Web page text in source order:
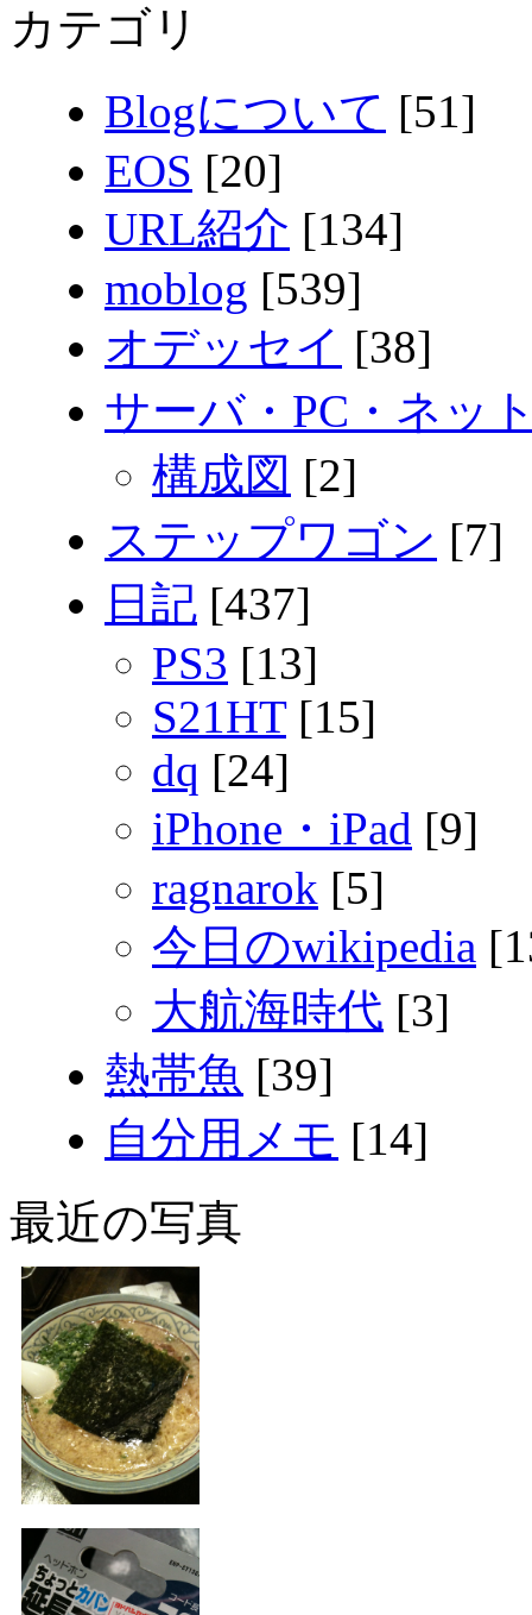
カテゴリ
Blogについて [51]
EOS [20]
URL紹介 [134]
moblog [539]
オデッセイ [38]
サーバ・PC・ネッ
構成図 [2]
ステップワゴン [7]
日記 [437]
PS3 [13]
S21HT[15]
dq [24]
iPhone・iPad [9]
ragnarok [5]
今日のwikipedia
大航海時代 [3]
熱帯魚 [39]
自分用メモ [14]
最近の写真